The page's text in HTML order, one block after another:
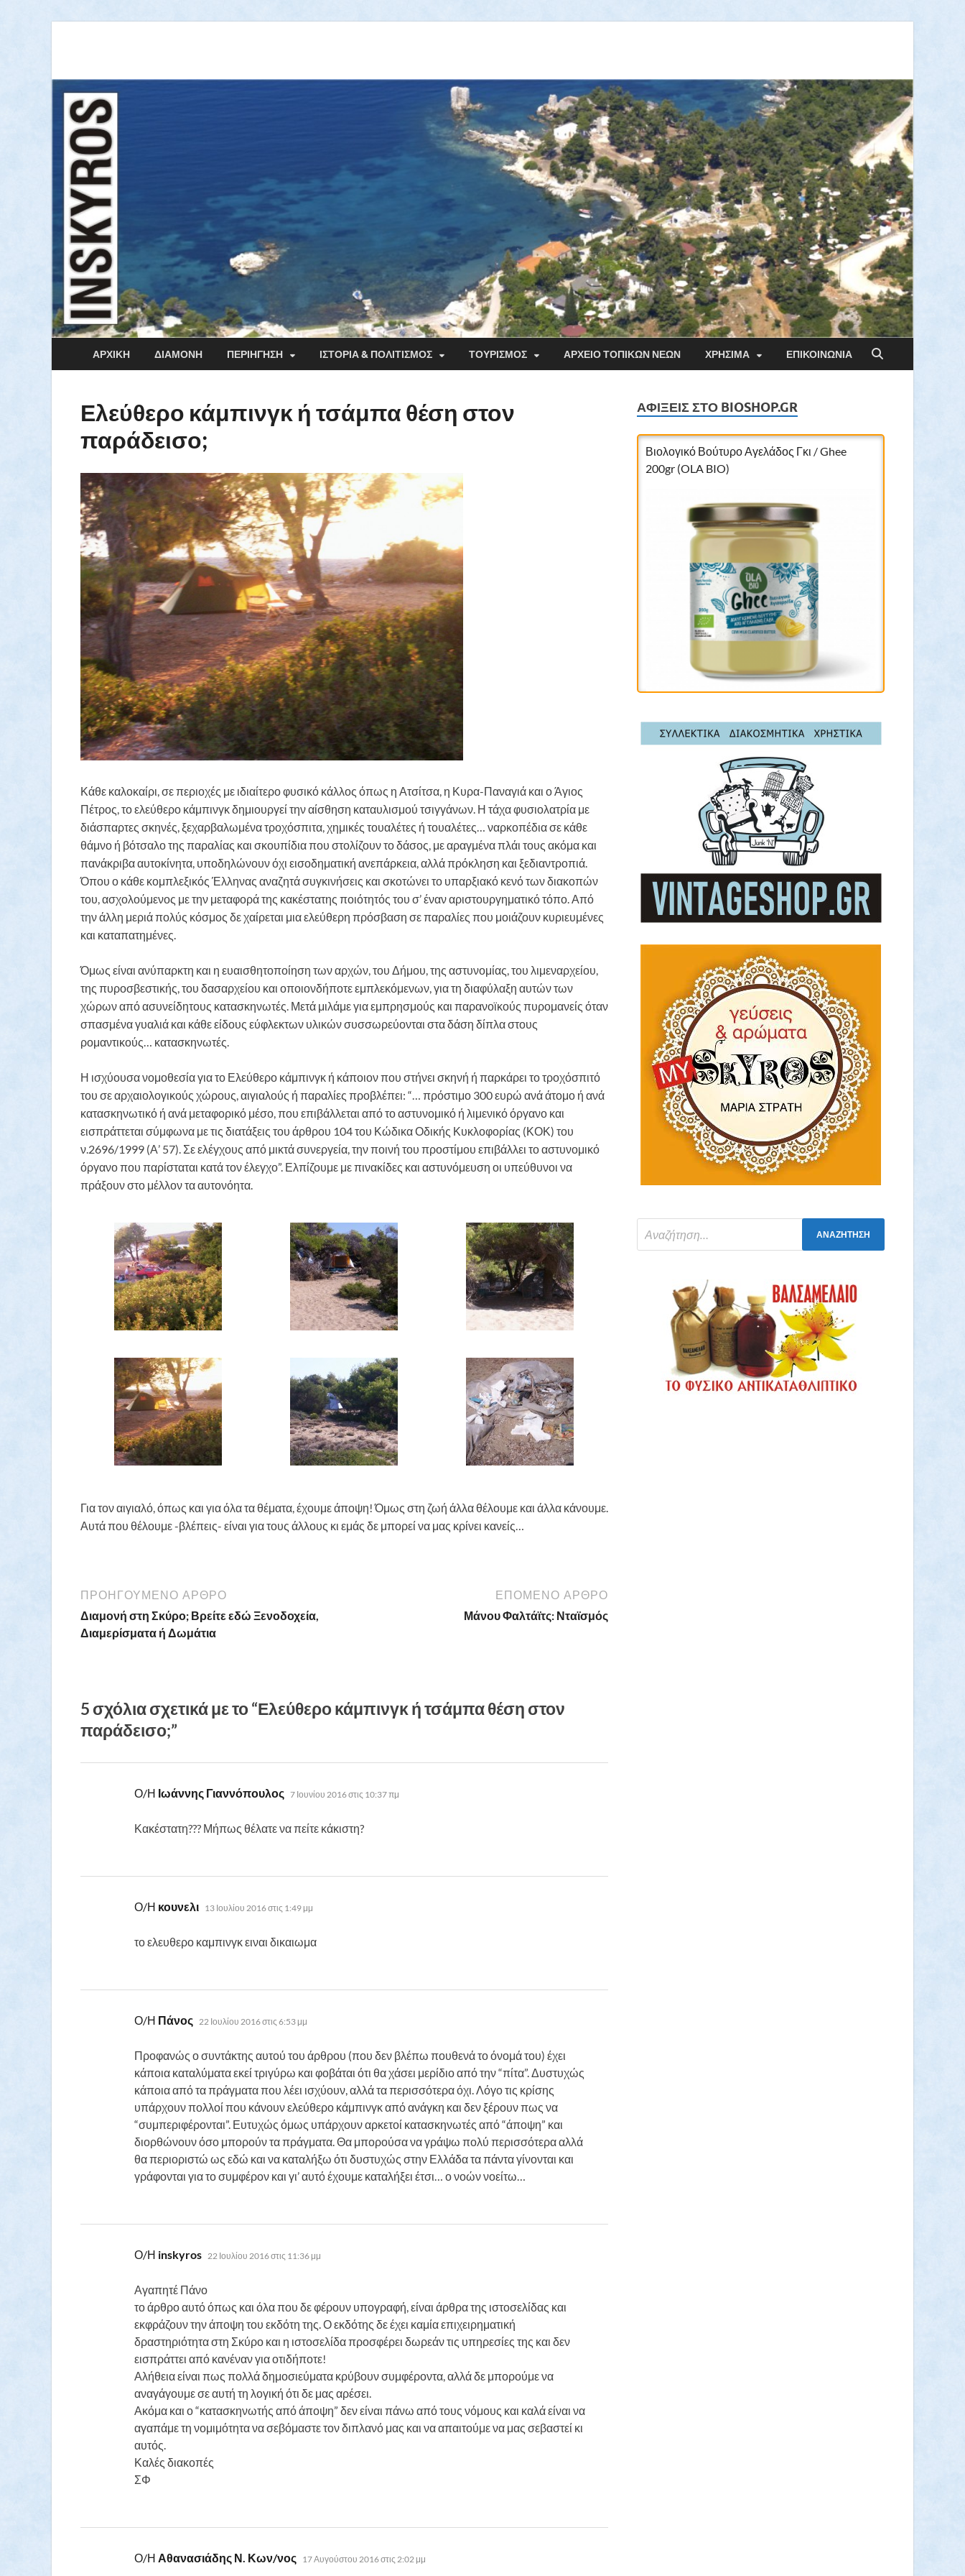
ΝΗΣΟΣ ΣΚΥΡΟΣ εδώ μαθαίνεις τα πάντα – SKYROS ISLAND
ΑΡΧΙΚΉ ΔΙΑΜΟΝΉ ΠΕΡΙΉΓΗΣΗ ΙΣΤΟΡΊΑ & ΠΟΛΙΤΙΣΜΌΣ ΤΟΥΡΙΣΜΌΣ ΑΡΧΕΊΟ ΤΟΠΙΚΏΝ ΝΈΩΝ ΧΡΉΣΙΜΑ ΕΠΙΚΟΙΝΩΝΊΑ
Ελεύθερο κάμπινγκ ή τσάμπα θέση στον
παράδεισο;
Κάθε καλοκαίρι, σε περιοχές με ιδιαίτερο φυσικό κάλλος όπως η Ατσίτσα, η Κυρα-Παναγιά και ο Άγιος
Πέτρος, το ελεύθερο κάμπινγκ δημιουργεί την αίσθηση καταυλισμού τσιγγάνων. Η τάχα φυσιολατρία με
διάσπαρτες σκηνές, ξεχαρβαλωμένα τροχόσπιτα, χημικές τουαλέτες ή τουαλέτες… ναρκοπέδια σε κάθε
θάμνο ή βότσαλο της παραλίας και σκουπίδια που στολίζουν το δάσος, με αραγμένα πλάι τους ακόμα και
πανάκριβα αυτοκίνητα, υποδηλώνουν όχι εισοδηματική ανεπάρκεια, αλλά πρόκληση και ξεδιαντροπιά.
Όπου ο κάθε κομπλεξικός Έλληνας αναζητά συγκινήσεις και σκοτώνει το υπαρξιακό κενό των διακοπών
του, ασχολούμενος με την μεταφορά της κακέστατης ποιότητός του σ’ έναν αριστουργηματικό τόπο. Από
την άλλη μεριά πολύς κόσμος δε χαίρεται μια ελεύθερη πρόσβαση σε παραλίες που μοιάζουν κυριευμένες
και καταπατημένες.
Όμως είναι ανύπαρκτη και η ευαισθητοποίηση των αρχών, του Δήμου, της αστυνομίας, του λιμεναρχείου,
της πυροσβεστικής, του δασαρχείου και οποιονδήποτε εμπλεκόμενων, για τη διαφύλαξη αυτών των
χώρων από ασυνείδητους κατασκηνωτές. Μετά μιλάμε για εμπρησμούς και παρανοϊκούς πυρομανείς όταν
σπασμένα γυαλιά και κάθε είδους εύφλεκτων υλικών συσσωρεύονται στα δάση δίπλα στους
ρομαντικούς… κατασκηνωτές.
Η ισχύουσα νομοθεσία για το Ελεύθερο κάμπινγκ ή κάποιον που στήνει σκηνή ή παρκάρει το τροχόσπιτό
του σε αρχαιολογικούς χώρους, αιγιαλούς ή παραλίες προβλέπει: “… πρόστιμο 300 ευρώ ανά άτομο ή ανά
κατασκηνωτικό ή ανά μεταφορικό μέσο, που επιβάλλεται από το αστυνομικό ή λιμενικό όργανο και
εισπράττεται σύμφωνα με τις διατάξεις του άρθρου 104 του Κώδικα Οδικής Κυκλοφορίας (ΚΟΚ) του
ν.2696/1999 (Α’ 57). Σε ελέγχους από μικτά συνεργεία, την ποινή του προστίμου επιβάλλει το αστυνομικό
όργανο που παρίσταται κατά τον έλεγχο”. Ελπίζουμε με πινακίδες και αστυνόμευση οι υπεύθυνοι να
πράξουν στο μέλλον τα αυτονόητα.
Για τον αιγιαλό, όπως και για όλα τα θέματα, έχουμε άποψη! Όμως στη ζωή άλλα θέλουμε και άλλα κάνουμε.
Αυτά που θέλουμε -βλέπεις- είναι για τους άλλους κι εμάς δε μπορεί να μας κρίνει κανείς…
ΠΡΟΗΓΟΎΜΕΝΟ ΆΡΘΡΟ
Διαμονή στη Σκύρο; Βρείτε εδώ Ξενοδοχεία,
Διαμερίσματα ή Δωμάτια
ΕΠΌΜΕΝΟ ΆΡΘΡΟ
Μάνου Φαλτάϊτς: Νταϊσμός
5 σχόλια σχετικά με το “Ελεύθερο κάμπινγκ ή τσάμπα θέση στον
παράδεισο;”
Ο/Η Ιωάννης Γιαννόπουλος λέει:
7 Ιουνίου 2016 στις 10:37 πμ
Κακέστατη??? Μήπως θέλατε να πείτε κάκιστη?
Ο/Η κουνελι λέει:
13 Ιουλίου 2016 στις 1:49 μμ
το ελευθερο καμπινγκ ειναι δικαιωμα
Ο/Η Πάνος λέει:
22 Ιουλίου 2016 στις 6:53 μμ
Προφανώς ο συντάκτης αυτού του άρθρου (που δεν βλέπω πουθενά το όνομά του) έχει
κάποια καταλύματα εκεί τριγύρω και φοβάται ότι θα χάσει μερίδιο από την “πίτα”. Δυστυχώς
κάποια από τα πράγματα που λέει ισχύουν, αλλά τα περισσότερα όχι. Λόγο τις κρίσης
υπάρχουν πολλοί που κάνουν ελεύθερο κάμπινγκ από ανάγκη και δεν ξέρουν πως να
“συμπεριφέρονται”. Ευτυχώς όμως υπάρχουν αρκετοί κατασκηνωτές από “άποψη” και
διορθώνουν όσο μπορούν τα πράγματα. Θα μπορούσα να γράψω πολύ περισσότερα αλλά
θα περιοριστώ ως εδώ και να καταλήξω ότι δυστυχώς στην Ελλάδα τα πάντα γίνονται και
γράφονται για το συμφέρον και γι’ αυτό έχουμε καταλήξει έτσι… ο νοών νοείτω…
Ο/Η inskyros λέει:
22 Ιουλίου 2016 στις 11:36 μμ
Αγαπητέ Πάνο
το άρθρο αυτό όπως και όλα που δε φέρουν υπογραφή, είναι άρθρα της ιστοσελίδας και
εκφράζουν την άποψη του εκδότη της. Ο εκδότης δε έχει καμία επιχειρηματική
δραστηριότητα στη Σκύρο και η ιστοσελίδα προσφέρει δωρεάν τις υπηρεσίες της και δεν
εισπράττει από κανέναν για οτιδήποτε!
Αλήθεια είναι πως πολλά δημοσιεύματα κρύβουν συμφέροντα, αλλά δε μπορούμε να
αναγάγουμε σε αυτή τη λογική ότι δε μας αρέσει.
Ακόμα και ο “κατασκηνωτής από άποψη” δεν είναι πάνω από τους νόμους και καλά είναι να
αγαπάμε τη νομιμότητα να σεβόμαστε τον διπλανό μας και να απαιτούμε να μας σεβαστεί κι
αυτός.
Καλές διακοπές
ΣΦ
Ο/Η Αθανασιάδης Ν. Κων/νος λέει:
17 Αυγούστου 2016 στις 2:02 μμ
ΑΦΊΞΕΙΣ ΣΤΟ BIOSHOP.GR
Βιολογικό Βούτυρο Αγελάδος Γκι / Ghee
200gr (OLA BIO)
Νιφάδες από σιτάρι Ζέας ολικής bio 400gr
(Αντωνόπουλος)